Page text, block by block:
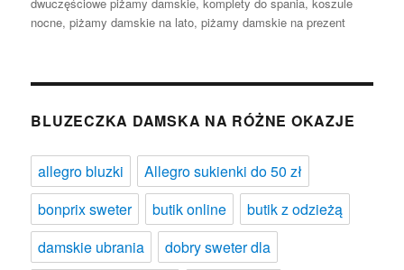
nocne,piżamy damskie na lato,piżamy damskie na prezent
BLUZECZKA DAMSKA NA RÓŻNE OKAZJE
allegro bluzki
Allegro sukienki do 50 zł
bonprix sweter
butik online
butik z odzieżą
damskie ubrania
dobry sweter dla